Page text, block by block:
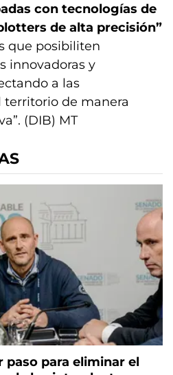
con tecnologías de
de alta precisión”
que posibiliten
innovadoras y
a las
de manera
(DIB) MT
para eliminar el